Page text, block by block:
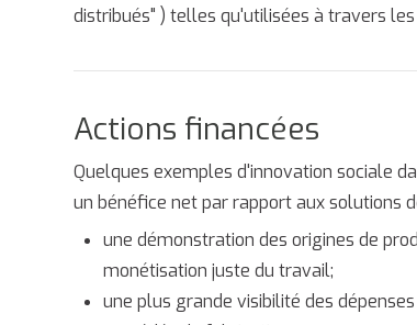
distribués" ) telles qu'utilisées à travers les
Actions financées
Quelques exemples d'innovation sociale
un bénéfice net par rapport aux solutions
une démonstration des origines de
monétisation juste du travail;
une plus grande visibilité des